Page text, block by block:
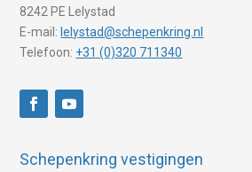
8242 PE Lelystad
E-mail: lelystad@schepenkring.nl
Telefoon: +31 (0)320 711340
Schepenkring vestigingen